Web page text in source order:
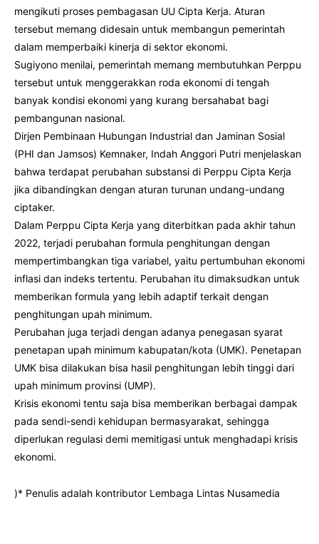
mengikuti proses pembagasan UU Cipta Kerja. Aturan
tersebut memang didesain untuk membangun pemerintah
dalam memperbaiki kinerja di sektor ekonomi.
Sugiyono menilai, pemerintah memang membutuhkan Perppu
tersebut untuk menggerakkan roda ekonomi di tengah
banyak kondisi ekonomi yang kurang bersahabat bagi
pembangunan nasional.
Dirjen Pembinaan Hubungan Industrial dan Jaminan Sosial
(PHI dan Jamsos) Kemnaker, Indah Anggori Putri menjelaskan
bahwa terdapat perubahan substansi di Perppu Cipta Kerja
jika dibandingkan dengan aturan turunan undang-undang
ciptaker.
Dalam Perppu Cipta Kerja yang diterbitkan pada akhir tahun
2022, terjadi perubahan formula penghitungan dengan
mempertimbangkan tiga variabel, yaitu pertumbuhan ekonomi
inflasi dan indeks tertentu. Perubahan itu dimaksudkan untuk
memberikan formula yang lebih adaptif terkait dengan
penghitungan upah minimum.
Perubahan juga terjadi dengan adanya penegasan syarat
penetapan upah minimum kabupatan/kota (UMK). Penetapan
UMK bisa dilakukan bisa hasil penghitungan lebih tinggi dari
upah minimum provinsi (UMP).
Krisis ekonomi tentu saja bisa memberikan berbagai dampak
pada sendi-sendi kehidupan bermasyarakat, sehingga
diperlukan regulasi demi memitigasi untuk menghadapi krisis
ekonomi.
)* Penulis adalah kontributor Lembaga Lintas Nusamedia